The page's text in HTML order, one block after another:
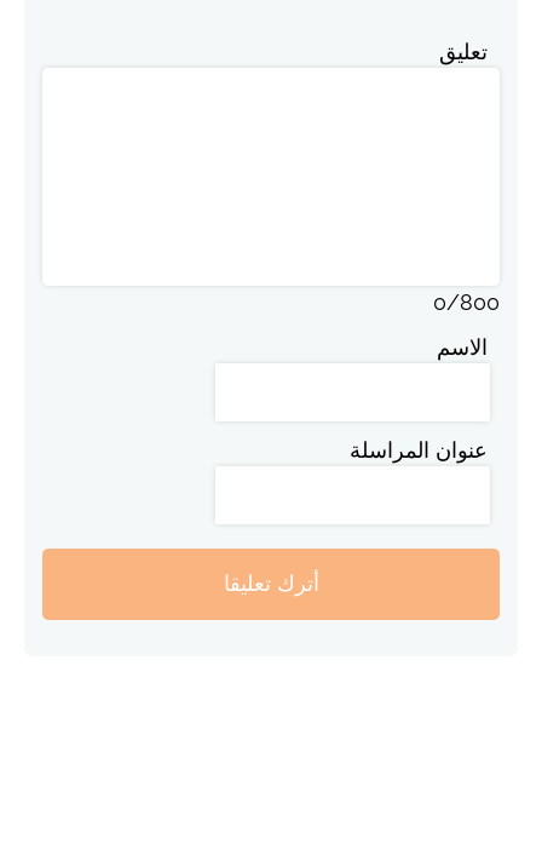
تعليق
0/800
الاسم
عنوان المراسلة
أترك تعليقا